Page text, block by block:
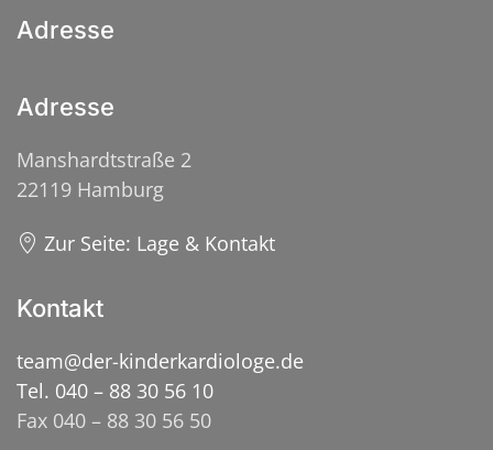
Adresse
Adresse
Manshardtstraße 2
22119 Hamburg
Zur Seite: Lage & Kontakt
Kontakt
team@der-kinderkardiologe.de
Tel. 040 – 88 30 56 10
Fax 040 – 88 30 56 50